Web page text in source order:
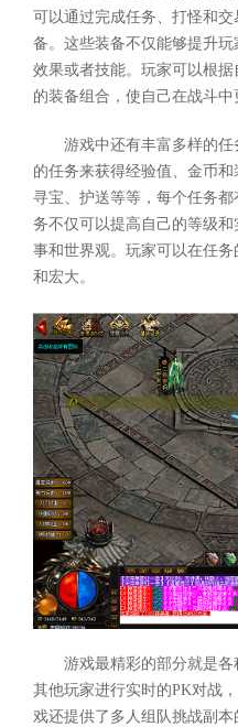
可以通过完成任务、打怪和
备。这些装备不仅能够提升
效果或者技能。玩家可以根
的装备组合，使自己在战斗中
游戏中还有丰富多样的
的任务来获得经验值、金币和
寻宝、护送等等，每个任务
务不仅可以提高自己的等级
事和世界观。玩家可以在任
和宏大。
游戏最精彩的部分就是
其他玩家进行实时的PK对战
戏还提供了多人组队挑战副本